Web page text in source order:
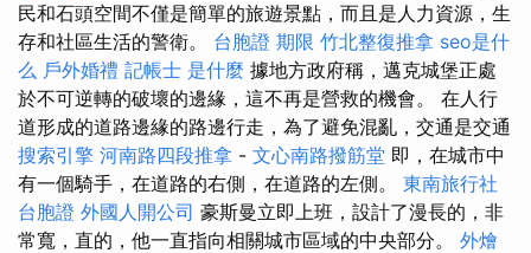
民和石頭空間不僅是簡單的旅遊景點，而且是人力資源，生
存和社區生活的警衛。 台胞證 期限 竹北整復推拿 seo是什
么 戶外婚禮 記帳士 是什麼 據地方政府稱，邁克城堡正處
於不可逆轉的破壞的邊緣，這不再是營救的機會。 在人行
道形成的道路邊緣的路邊行走，為了避免混亂，交通是交通
搜索引擎 河南路四段推拿 - 文心南路撥筋堂 即，在城市中
有一個騎手，在道路的右側，在道路的左側。 東南旅行社
台胞證 外國人開公司 豪斯曼立即上班，設計了漫長的，非
常寬，直的，他一直指向相關城市區域的中央部分。 外燴